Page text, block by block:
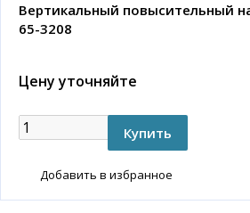
Вертикальный повысительный
65-3208
Цену уточняйте
Добавить в избранное